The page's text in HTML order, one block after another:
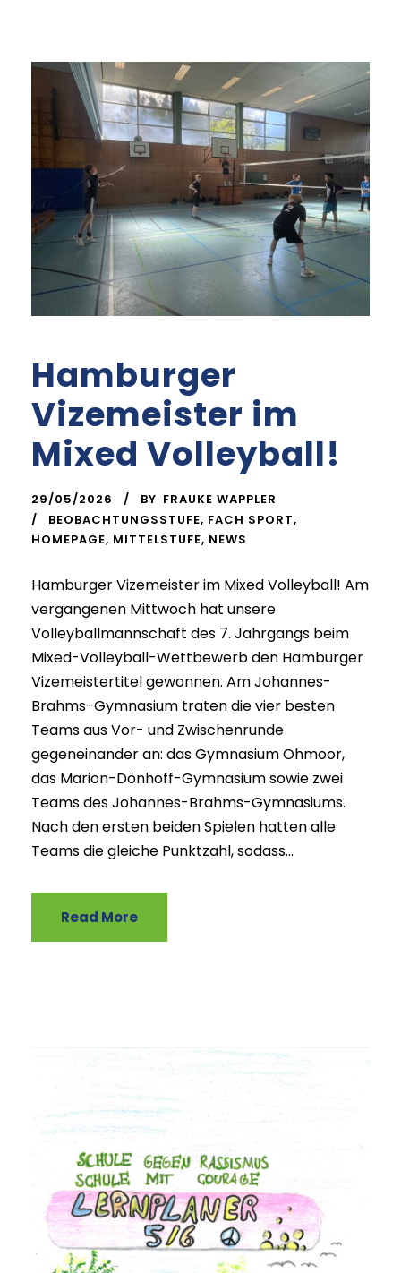
Hamburger
Vizemeister im
Mixed Volleyball!
29/05/2026 BY FRAUKE WAPPLER
BEOBACHTUNGSSTUFE, FACH SPORT,
HOMEPAGE, MITTELSTUFE, NEWS
Hamburger Vizemeister im Mixed Volleyball! Am
vergangenen Mittwoch hat unsere
Volleyballmannschaft des 7. Jahrgangs beim
Mixed-Volleyball-Wettbewerb den Hamburger
Vizemeistertitel gewonnen. Am Johannes-
Brahms-Gymnasium traten die vier besten
Teams aus Vor- und Zwischenrunde
gegeneinander an: das Gymnasium Ohmoor,
das Marion-Dönhoff-Gymnasium sowie zwei
Teams des Johannes-Brahms-Gymnasiums.
Nach den ersten beiden Spielen hatten alle
Teams die gleiche Punktzahl, sodass...
Read More